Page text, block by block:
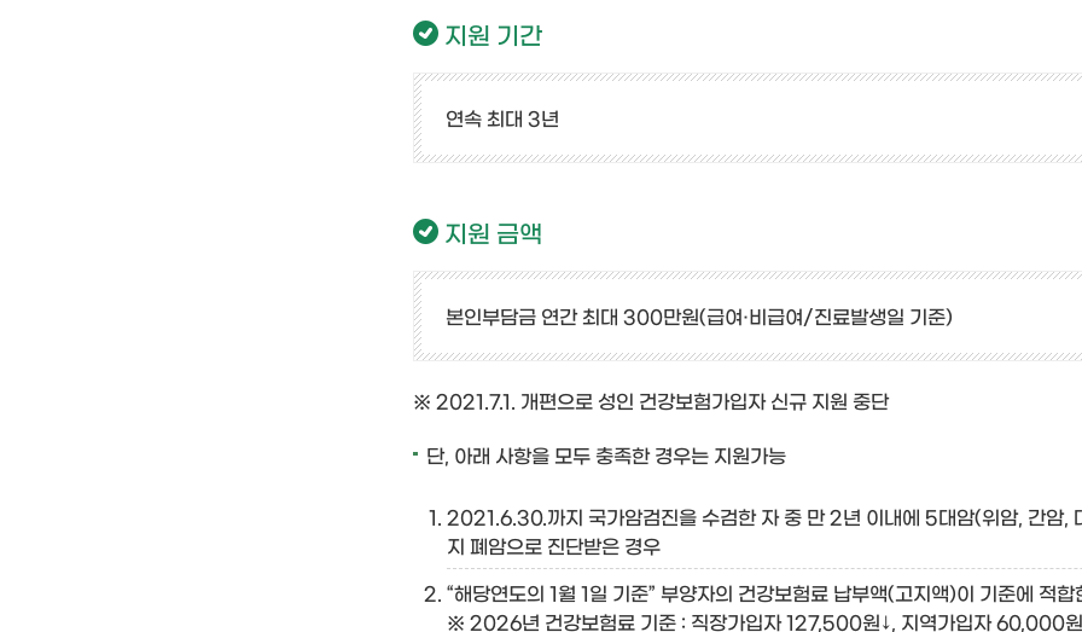
지원 기간
연속 최대 3년
지원 금액
본인부담금 연간 최대 300만원(급여·비급여/진료발생일 기준)
※ 2021.7.1. 개편으로 성인 건강보험가입자 신규 지원 중단
단, 아래 사항을 모두 충족한 경우는 지원가능
2021.6.30.까지 국가암검진을 수검한 자 중 만 2년 이내에 5대암(위암, 간암
지 폐암으로 진단받은 경우
“해당연도의 1월 1일 기준” 부양자의 건강보험료 납부액(고지액)이 기준에 적합
※ 2026년 건강보험료 기준 : 직장가입자 127,500원↓, 지역가입자 60,000